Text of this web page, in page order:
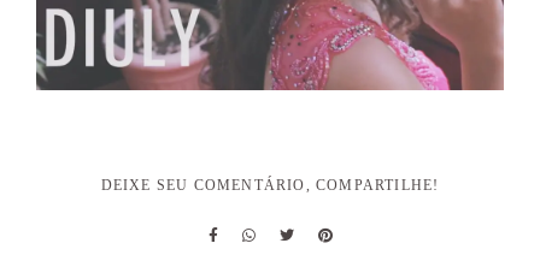
DEIXE SEU COMENTÁRIO, COMPARTILHE!